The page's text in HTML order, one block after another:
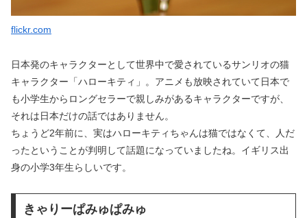
flickr.com
日本発のキャラクターとして世界中で愛されているサンリオの猫
キャラクター「ハローキティ」。アニメも放映されていて日本で
も小学生からロングセラーで親しみがあるキャラクターですが、
それは日本だけの話ではありません。
ちょうど2年前に、実はハローキティちゃんは猫ではなくて、人だ
ったということが判明して話題になっていましたね。イギリス出
身の小学3年生らしいです。
きゃりーぱみゅぱみゅ